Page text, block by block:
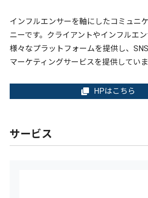
インフルエンサーを軸にしたコミュニ
ニーです。クライアントやインフルエ
様々なプラットフォームを提供し、
マーケティングサービスを提供していま
HPはこちら
サービス